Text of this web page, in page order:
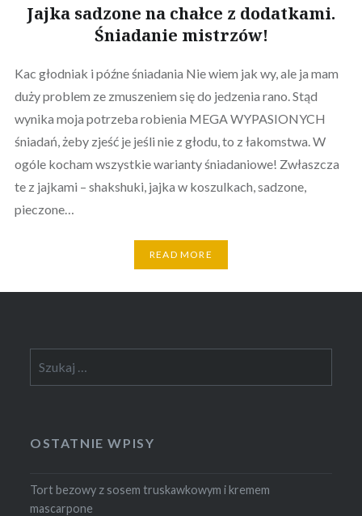
Jajka sadzone na chałce z dodatkami.
Śniadanie mistrzów!
Kac głodniak i późne śniadania Nie wiem jak wy, ale ja mam
duży problem ze zmuszeniem się do jedzenia rano. Stąd
wynika moja potrzeba robienia MEGA WYPASIONYCH
śniadań, żeby zjeść je jeśli nie z głodu, to z łakomstwa. W
ogóle kocham wszystkie warianty śniadaniowe! Zwłaszcza
te z jajkami – shakshuki, jajka w koszulkach, sadzone,
pieczone…
READ MORE
OSTATNIE WPISY
Tort bezowy z sosem truskawkowym i kremem
mascarpone